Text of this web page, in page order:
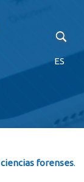
ES
ciencias forenses.